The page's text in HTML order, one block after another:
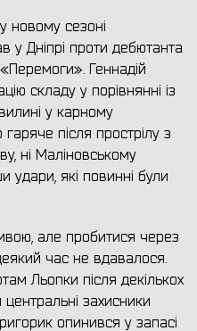
новому сезоні
у Дніпрі проти дебютанта
Геннадій
складу у порівнянні із
у карному
після прострілу з
ні Маліновському
які повинні були
але пробитися через
час не вдавалося.
Льопки після декількох
захисники
опинився у запасі